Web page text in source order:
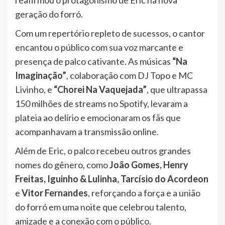
geração do forró.
Com um repertório repleto de sucessos, o cantor
encantou o público com sua voz marcante e
presença de palco cativante. As músicas “Na
Imaginação”, colaboração com DJ Topo e MC
Livinho, e “Chorei Na Vaquejada”, que ultrapassa
150 milhões de streams no Spotify, levaram a
plateia ao delírio e emocionaram os fãs que
acompanhavam a transmissão online.
Além de Eric, o palco recebeu outros grandes
nomes do gênero, comoJoão Gomes, Henry
Freitas, Iguinho & Lulinha, Tarcísio do Acordeon
eVitor Fernandes, reforçando a força e a união
do forró em uma noite que celebrou talento,
amizade e a conexão com o público.